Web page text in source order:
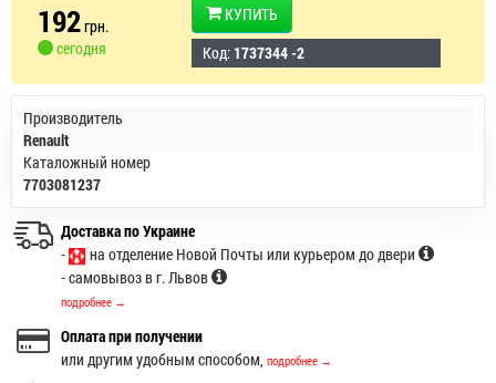
192грн.
сегодня
КУПИТЬ
Код: 1737344 -2
Производитель
Renault
Каталожный номер
7703081237
Доставка по Украине
-
на отделение Новой Почты или курьером до двери
- самовывоз в г. Львов
подробнее →
Оплата при получении
или другим удобным способом, подробнее →